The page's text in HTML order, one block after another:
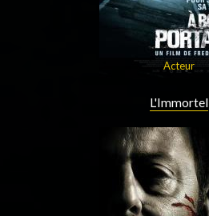
Acteur
L'Immortel